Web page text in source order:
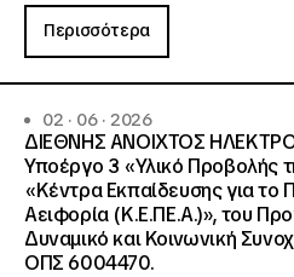
Περισσότερα
02 · 06 · 2026
ΔΙΕΘΝΗΣ ΑΝΟΙΧΤΟΣ
Υποέργο 3 «Υλικό Προβολής
«Κέντρα Εκπαίδευσης για το
Αειφορία (Κ.Ε.ΠΕ.Α.)», του
Δυναμικό και Κοινωνική
ΟΠΣ 6004470.